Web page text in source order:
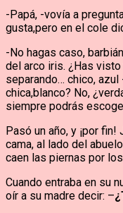
-Papá, -vovía a
gusta,pero en el cole
-No hagas caso,
del arco iris. ¿Has
separando… chico,
chica,blanco? No,
siempre podrás
Pasó un año, y ¡por
cama, al lado del
caen las piernas por
Cuando entraba en su
oír a su madre decir: –